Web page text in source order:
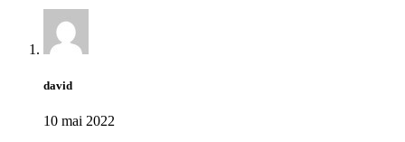
david
10 mai 2022